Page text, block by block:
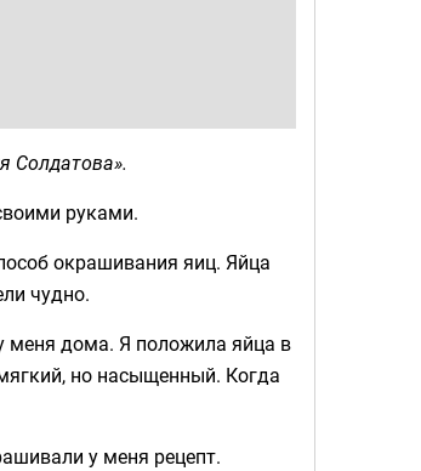
Солдатова».
руками.
окрашивания яиц. Яйца
чудно.
меня дома. Я положила яйца в
но насыщенный. Когда
у меня рецепт.